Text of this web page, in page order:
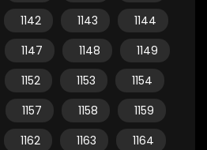
1142 1143
1144
1147 1148
1149
1152 1153
1154
1157 1158
1159
1162 1163
1164